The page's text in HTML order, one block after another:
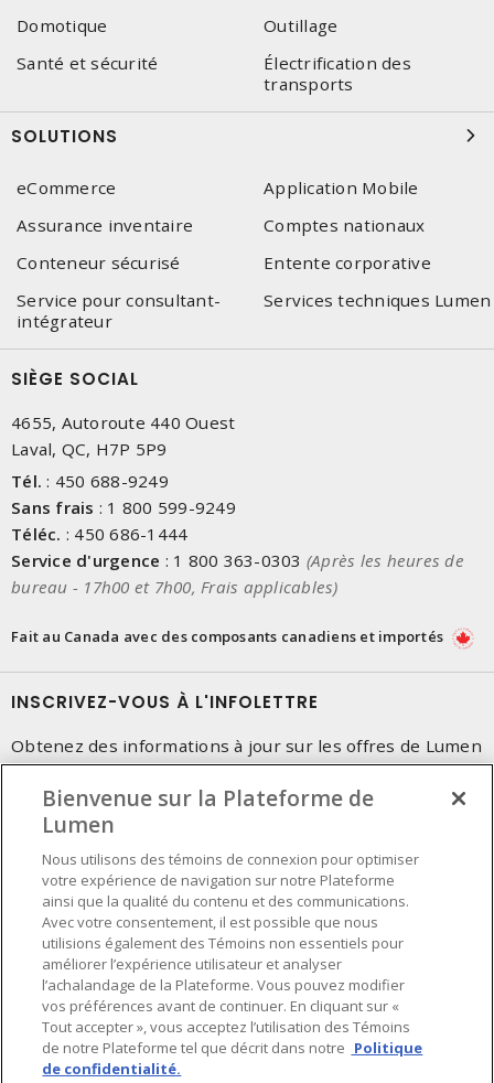
Domotique
Outillage
Santé et sécurité
Électrification des
transports
SOLUTIONS
eCommerce
Application Mobile
Assurance inventaire
Comptes nationaux
Conteneur sécurisé
Entente corporative
Service pour consultant-
intégrateur
Services techniques Lumen
SIÈGE SOCIAL
4655, Autoroute 440 Ouest
Laval, QC, H7P 5P9
Tél. : 450 688-9249
Sans frais : 1 800 599-9249
Téléc. : 450 686-1444
Service d'urgence : 1 800 363-0303 (Après les heures de
bureau - 17h00 et 7h00, Frais applicables)
Fait au Canada avec des composants canadiens et importés
INSCRIVEZ-VOUS À L'INFOLETTRE
Obtenez des informations à jour sur les offres de Lumen
Préférences en matière de cookies
Bienvenue sur la Plateforme de
Lumen
Nous utilisons des témoins de connexion pour optimiser
votre expérience de navigation sur notre Plateforme
ainsi que la qualité du contenu et des communications.
Avec votre consentement, il est possible que nous
utilisions également des Témoins non essentiels pour
améliorer l’expérience utilisateur et analyser
l’achalandage de la Plateforme. Vous pouvez modifier
vos préférences avant de continuer. En cliquant sur «
Tout accepter », vous acceptez l’utilisation des Témoins
de notre Plateforme tel que décrit dans notre Politique
de confidentialité.